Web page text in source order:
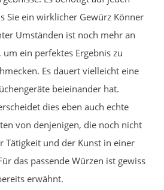
Sie ein wirklicher Gewürz Könner
Umständen ist noch mehr an
ein perfektes Ergebnis zu
Es dauert vielleicht eine
beieinander hat.
dies eben auch echte
von denjenigen, die noch nicht
Tätigkeit und der Kunst in einer
das passende Würzen ist gewiss
erwähnt.